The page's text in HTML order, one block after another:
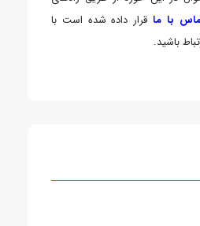
با ماقرار داده شده است با
باشید.